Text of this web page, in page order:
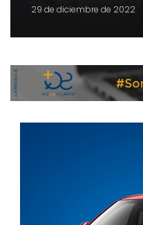
29 de diciembre de 2022